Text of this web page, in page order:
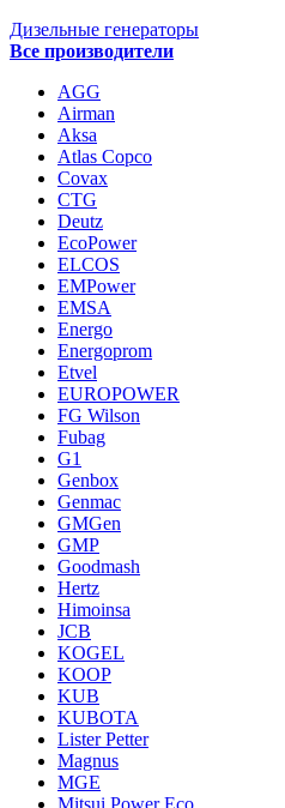
Дизельные генераторы
Все производители
AGG
Airman
Aksa
Atlas Copco
Covax
CTG
Deutz
EcoPower
ELCOS
EMPower
EMSA
Energo
Energoprom
Etvel
EUROPOWER
FG Wilson
Fubag
G1
Genbox
Genmac
GMGen
GMP
Goodmash
Hertz
Himoinsa
JCB
KOGEL
KOOP
KUB
KUBOTA
Lister Petter
Magnus
MGE
Mitsui Power Eco